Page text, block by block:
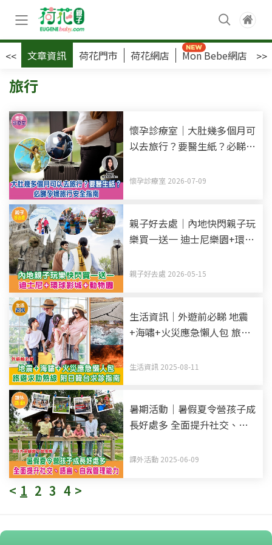
<< 文章資訊 荷花門市 荷花網店 Mon Bebe網店 >>
旅行
懷孕診療室｜大肚幾多個月可
以去旅行？要醫生紙？必睇孕
懷孕診療室 2026-07-09
親子好去處｜內地快閃親子玩
樂買一送一 迪士尼樂園+環球
親子好去處 2026-05-15
生活資訊｜外遊前必睇 地震
+海嘯+火災應急懶人包 旅遊
生活資訊 2025-08-11
暑期活動｜暑假夏令營孩子成
長好處多 全面提升社交、語
夏令營推薦
課外活動 2025-06-09
< 1 2 3 4 >